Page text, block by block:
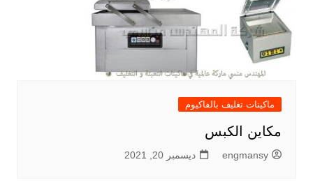
ماكينات تغليف بالفاكيوم
مكاين الكبس
engmansy ديسمبر 20, 2021